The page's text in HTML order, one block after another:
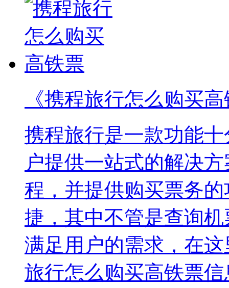
《携程旅行怎么购买
携程旅行是一款功能
户提供一站式的解决
程，并提供购买票务
捷，其中不管是查询
满足用户的需求，在
旅行怎么购买高铁票